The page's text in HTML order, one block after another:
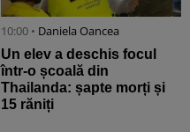
10:00 • Daniela Oancea
Un elev a deschis focul
într-o școală din
Thailanda: șapte morți și
15 răniți